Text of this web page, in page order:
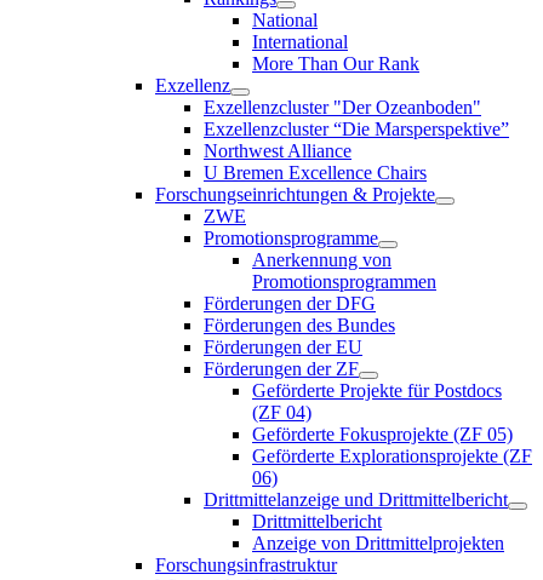
National
International
More Than Our Rank
Exzellenz
Exzellenzcluster "Der Ozeanboden"
Exzellenzcluster “Die Marsperspektive”
Northwest Alliance
U Bremen Excellence Chairs
Forschungseinrichtungen & Projekte
ZWE
Promotionsprogramme
Anerkennung von
Promotionsprogrammen
Förderungen der DFG
Förderungen des Bundes
Förderungen der EU
Förderungen der ZF
Geförderte Projekte für Postdocs
(ZF 04)
Geförderte Fokusprojekte (ZF 05)
Geförderte Explorationsprojekte (ZF
06)
Drittmittelanzeige und Drittmittelbericht
Drittmittelbericht
Anzeige von Drittmittelprojekten
Forschungsinfrastruktur